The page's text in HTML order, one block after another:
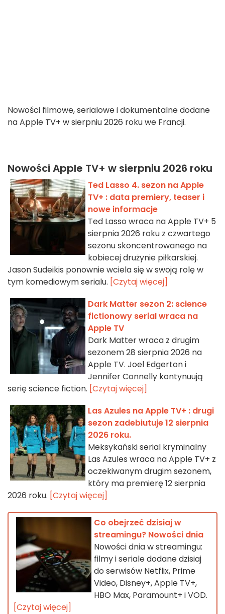
Nowości filmowe, serialowe i dokumentalne dodane
na Apple TV+ w sierpniu 2026 roku we Francji.
Nowości Apple TV+ w sierpniu 2026 roku
Ted Lasso 4. sezon na Apple
TV+ : data premiery, teaser i
nowe informacje
Ted Lasso wraca na Apple TV+ 5
sierpnia 2026 roku z czwartego
sezonu skoncentrowanego na
kobiecej drużynie piłkarskiej.
Jason Sudeikis ponownie wciela się w swoją rolę w
tym komediowym serialu. [Czytaj więcej]
Dark Matter sezon 2: science
fictionowy serial wraca na
Apple TV
Dark Matter wraca z drugim
sezonem 28 sierpnia 2026 na
Apple TV. Joel Edgerton i
Jennifer Connelly kontynuują
serię science fiction. [Czytaj więcej]
Las Azules na Apple TV+ : drugi
sezon zadebiutuje 12 sierpnia
2026 roku.
Meksykański serial kryminalny
Las Azules wraca na Apple TV+ z
oczekiwanym drugim sezonem,
który ma premierę 12 sierpnia
2026 roku. [Czytaj więcej]
Co obejrzeć dzisiaj w
streamingu? Nowości dnia
Nowości dnia w streamingu:
filmy i seriale dodane dzisiaj
do serwisów Netflix, Prime
Video, Disney+, Apple TV+,
HBO Max, Paramount+ i VOD.
[Czytaj więcej]